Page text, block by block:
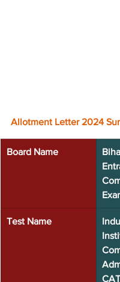
Allotment Letter 2024
Board Name
Test Name